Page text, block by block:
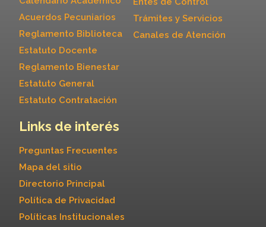
Acuerdos Pecuniarios
Reglamento Biblioteca
Estatuto Docente
Reglamento Bienestar
Estatuto General
Estatuto Contratación
Trámites y Servicios
Canales de Atención
Links de interés
Preguntas Frecuentes
Mapa del sitio
Directorio Principal
Política de Privacidad
Políticas Institucionales